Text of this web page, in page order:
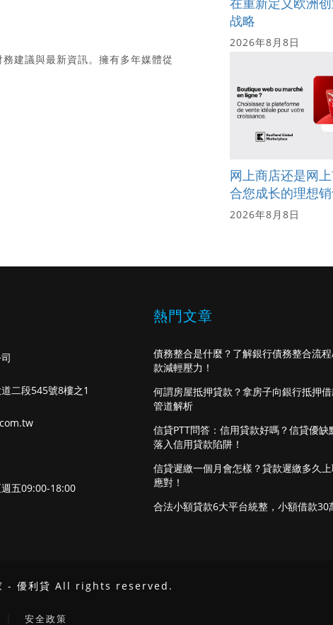
建議與最新資訊。擁有多年媒體從
战略
2026年8月8日
网上商店还是网
合您成长的理想
2026年8月8日
二段545號8樓之1
五09:00-18:00
熱門文章
債務整合是什麼？了解銀行債務整合流
款減輕壓力！
何謂房屋抵押貸款？拿房子向銀行抵押借
管道解析
信貸PTT問答：信用貸款好嗎？信貸優缺
落入信用貸款陷阱！
信貸遲繳一個月會怎樣？貸款遲繳多久
應對！
合法小額貸款6大平台統整，小額借款30
- 優利貸 All rights reserved.
安全政策